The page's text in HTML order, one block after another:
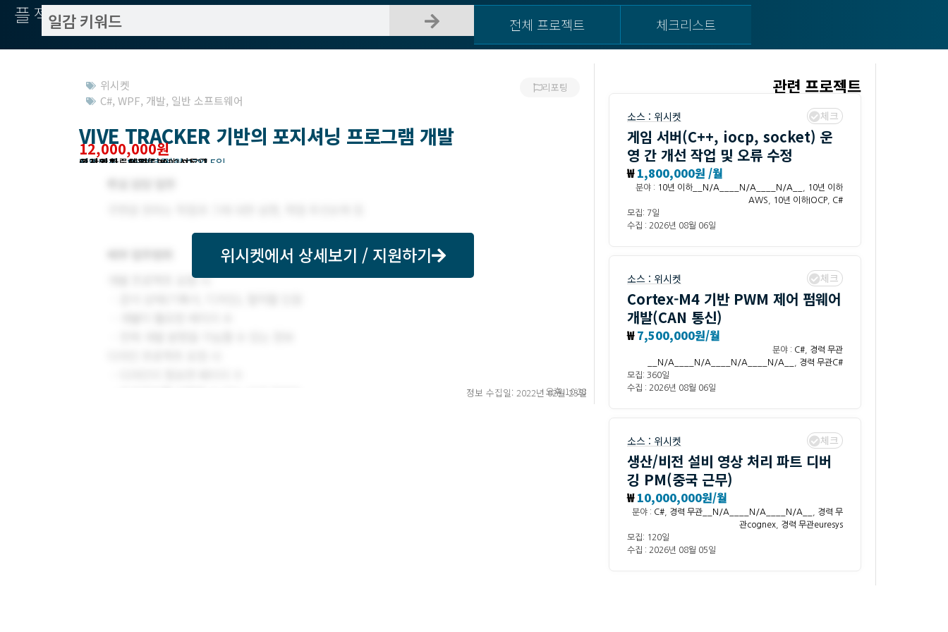
플젝서치 전체 프로젝트 체크리스트
위시켓
C#, WPF, 개발, 일반 소프트웨어
리포팅
VIVE TRACKER 기반의 포지셔닝 프로그램 개발
12,000,000원
작업방식 : 외주(도급)
모집기한 : 2022년 03월 07일 5일
예상기간 : 45일
위시켓등록일자 : 2022.02.21.
고객위치 : 서울특별시 성동구
위시켓에서 상세보기 / 지원하기
정보 수집일: 2022년 02월 23일
오후 10:28
관련 프로젝트
소스 : 위시켓 체크
게임 서버(C++, iocp, socket) 운
영 간 개선 작업 및 오류 수정
₩1,800,000원 /월
분야 : 10년 이하__N/A____N/A____N/A__
10년 이하
AWS
10년 이하IOCP
C#
모집: 7일
수집 : 2026년 08월 06일
소스 : 위시켓 체크
Cortex-M4 기반 PWM 제어 펌웨어
개발(CAN 통신)
₩7,500,000원/월
분야 : C#
경력 무관
__N/A____N/A____N/A____N/A__
경력 무관C#
모집: 360일
수집 : 2026년 08월 06일
소스 : 위시켓 체크
생산/비전 설비 영상 처리 파트 디버
깅 PM(중국 근무)
₩10,000,000원/월
분야 : C# 경력 무관__N/A____N/A____N/A__
경력 무
관cognex
경력 무관euresys
모집: 120일
수집 : 2026년 08월 05일